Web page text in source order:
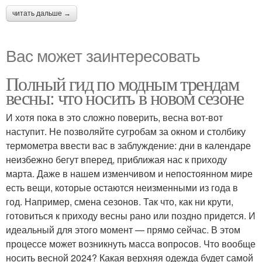
читать дальше →
Вас может заинтересовать
Полный гид по модным трендам
весны: что носить в новом сезоне
И хотя пока в это сложно поверить, весна вот-вот
наступит. Не позволяйте сугробам за окном и столбику
термометра ввести вас в заблуждение: дни в календаре
неизбежно бегут вперед, приближая нас к приходу
марта. Даже в нашем изменчивом и непостоянном мире
есть вещи, которые остаются неизменными из года в
год. Например, смена сезонов. Так что, как ни крути,
готовиться к приходу весны рано или поздно придется. И
идеальный для этого момент — прямо сейчас. В этом
процессе может возникнуть масса вопросов. Что вообще
носить весной 2024? Какая верхняя одежда будет самой